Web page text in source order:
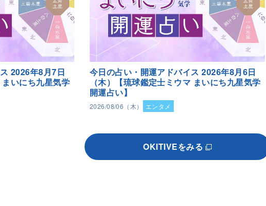
2026年8月7日
まいにち九星気学
今日の占い・開運アドバイス 2026年8月6日
（木）【琉球鑑定士ミウマ まいにち九星気学
開運占い】
2026/08/06（木） エンタメ
OKITIVEをみる